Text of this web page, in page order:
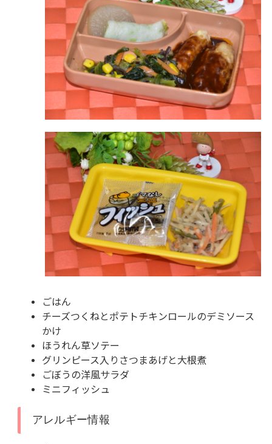
ごはん
チーズつくねとポテトチキンロールのデミソース
かけ
ほうれん草ソテー
グリンピース入りさつまあげと大根煮
ごぼうの洋風サラダ
ミニフィッシュ
アレルギー情報